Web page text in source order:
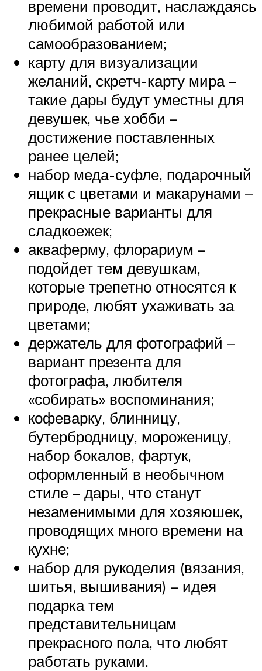
времени проводит, наслаждаясь
любимой работой или
самообразованием;
карту для визуализации
желаний, скретч-карту мира –
такие дары будут уместны для
девушек, чье хобби –
достижение поставленных
ранее целей;
набор меда-суфле, подарочный
ящик с цветами и макарунами –
прекрасные варианты для
сладкоежек;
акваферму, флорариум –
подойдет тем девушкам,
которые трепетно относятся к
природе, любят ухаживать за
цветами;
держатель для фотографий –
вариант презента для
фотографа, любителя
«собирать» воспоминания;
кофеварку, блинницу,
бутербродницу, мороженицу,
набор бокалов, фартук,
оформленный в необычном
стиле – дары, что станут
незаменимыми для хозяюшек,
проводящих много времени на
кухне;
набор для рукоделия (вязания,
шитья, вышивания) – идея
подарка тем
представительницам
прекрасного пола, что любят
работать руками.